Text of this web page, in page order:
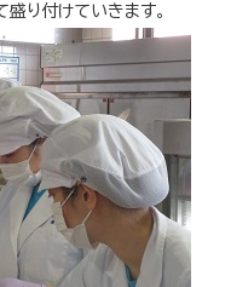
り付けていきます。